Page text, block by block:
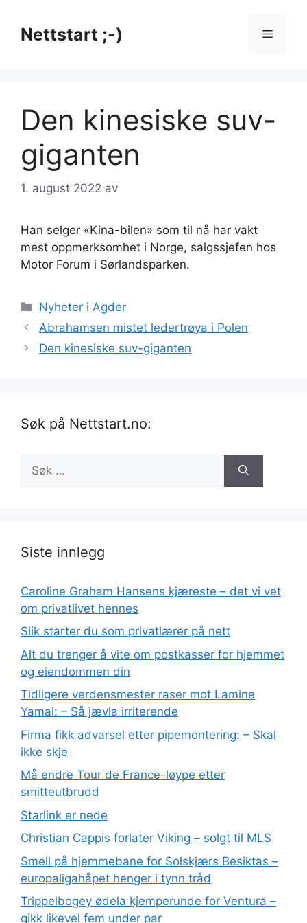
innholdNettstart ;-) Meny
Den kinesiske suv-
giganten
1. august 2022 av
Han selger «Kina-bilen» som til nå har vakt
mest oppmerksomhet i Norge, salgssjefen hos
Motor Forum i Sørlandsparken.
Kategorier
Nyheter i Agder
Abrahamsen mistet ledertrøya i Polen
Den kinesiske suv-giganten
Søk på Nettstart.no:
etter:
Siste innlegg
Caroline Graham Hansens kjæreste – det vi vet
om privatlivet hennes
Slik starter du som privatlærer på nett
Alt du trenger å vite om postkasser for hjemmet
og eiendommen din
Tidligere verdensmester raser mot Lamine
Yamal: – Så jævla irriterende
Firma fikk advarsel etter pipemontering: – Skal
ikke skje
Må endre Tour de France-løype etter
smitteutbrudd
Starlink er nede
Christian Cappis forlater Viking – solgt til MLS
Smell på hjemmebane for Solskjærs Besiktas –
europaligahåpet henger i tynn tråd
Trippelbogey ødela kjemperunde for Ventura –
gikk likevel fem under par